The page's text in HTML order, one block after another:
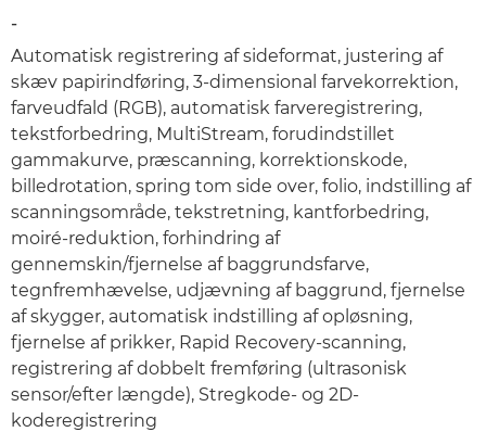
-
Automatisk registrering af sideformat, justering af
skæv papirindføring, 3-dimensional farvekorrektion,
farveudfald (RGB), automatisk farveregistrering,
tekstforbedring, MultiStream, forudindstillet
gammakurve, præscanning, korrektionskode,
billedrotation, spring tom side over, folio, indstilling af
scanningsområde, tekstretning, kantforbedring,
moiré-reduktion, forhindring af
gennemskin/fjernelse af baggrundsfarve,
tegnfremhævelse, udjævning af baggrund, fjernelse
af skygger, automatisk indstilling af opløsning,
fjernelse af prikker, Rapid Recovery-scanning,
registrering af dobbelt fremføring (ultrasonisk
sensor/efter længde), Stregkode- og 2D-
koderegistrering